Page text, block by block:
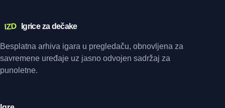
IZD Igrice za dečake
Besplatna arhiva igara u pregledaču, obnovljena za
savremene uređaje uz jasno odvojen sadržaj za
punoletne.